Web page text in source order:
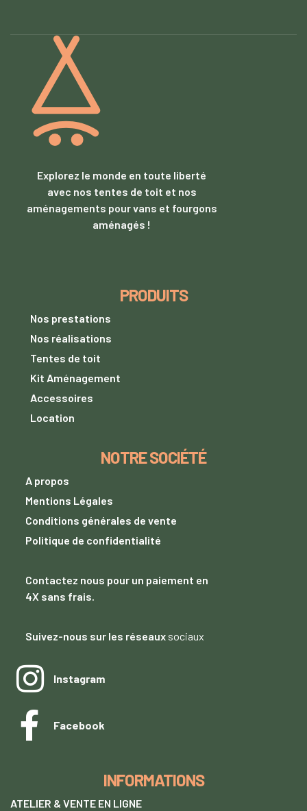
Explorez le monde en toute liberté
avec nos tentes de toit et nos
aménagements pour vans et fourgons
aménagés !
PRODUITS
Nos prestations
Nos réalisations
Tentes de toit
Kit Aménagement
Accessoires
Location
NOTRE SOCIÉTÉ
A propos
Mentions Légales
Conditions générales de vente
Politique de confidentialité
Contactez nous pour un paiement en
4X sans frais.
Suivez-nous sur les réseaux sociaux
Instagram
Facebook
INFORMATIONS
ATELIER & VENTE EN LIGNE